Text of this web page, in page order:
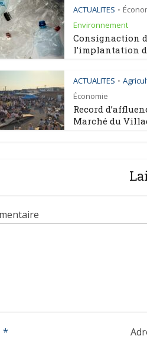
ACTUALITES •
Environnement
Consignaction
l’implantation
ACTUALITES •
Économie
Record
Marché du
*